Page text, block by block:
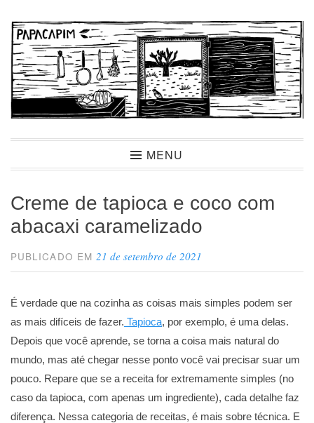
para
conteúdo
PapacapimMENU
Creme de tapioca e coco com
abacaxi caramelizado
PUBLICADO EM 21 de setembro de 2021
É verdade que na cozinha as coisas mais simples podem ser
as mais difíceis de fazer. Tapioca, por exemplo, é uma delas.
Depois que você aprende, se torna a coisa mais natural do
mundo, mas até chegar nesse ponto você vai precisar suar um
pouco. Repare que se a receita for extremamente simples (no
caso da tapioca, com apenas um ingrediente), cada detalhe faz
diferença. Nessa categoria de receitas, é mais sobre técnica. E